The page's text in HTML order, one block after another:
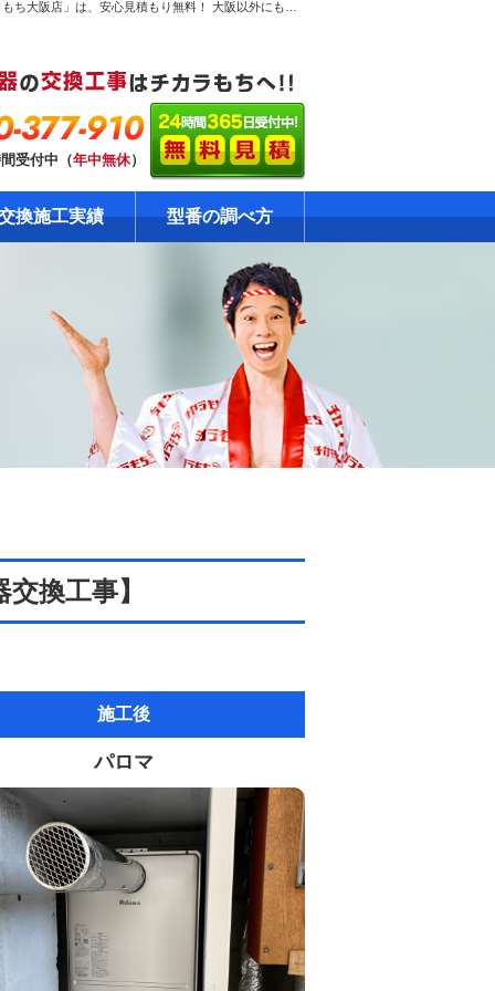
377-910
受付中（年中無休）
換施工実績 型番の調べ方
換工事】
施工後
パロマ